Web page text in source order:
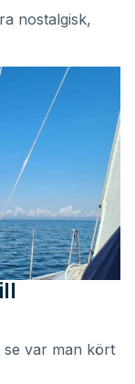
nostalgisk,
se var man kört